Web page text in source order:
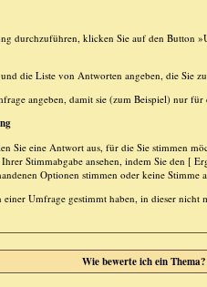
durchzuführen, klicken Sie auf den Button
die Liste von Antworten angeben, die Sie
angeben, damit sie (zum Beispiel) nur für
Sie eine Antwort aus, für die Sie stimmen
Stimmabgabe ansehen, indem Sie den [
Optionen stimmen oder keine Stimme
Umfrage gestimmt haben, in dieser nicht
Wie bewerte ich ein Thema?